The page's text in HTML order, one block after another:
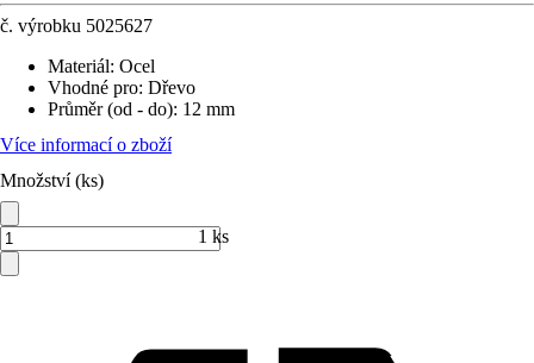
č. výrobku 5025627
Materiál: Ocel
Vhodné pro: Dřevo
Průměr (od - do): 12 mm
Více informací o zboží
Množství (ks)
1 ks